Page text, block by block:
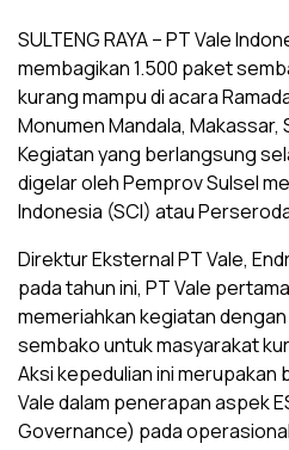
SULTENG RAYA – PT Vale
membagikan 1.500 paket
kurang mampu di acara
Monumen Mandala,
Kegiatan yang berlangsung
digelar oleh Pemprov Sulsel
Indonesia (SCI) atau
Direktur Eksternal PT Vale,
pada tahun ini, PT Vale
memeriahkan kegiatan
sembako untuk masyarakat
Aksi kepedulian ini merupakan
Vale dalam penerapan aspek
Governance) pada